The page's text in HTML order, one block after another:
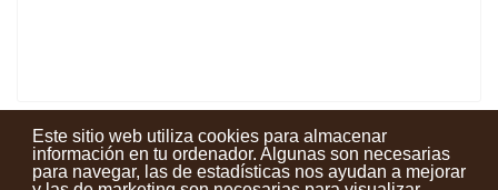
Este sitio web utiliza cookies para almacenar
información en tu ordenador. Algunas son necesarias
para navegar, las de estadísticas nos ayudan a mejorar